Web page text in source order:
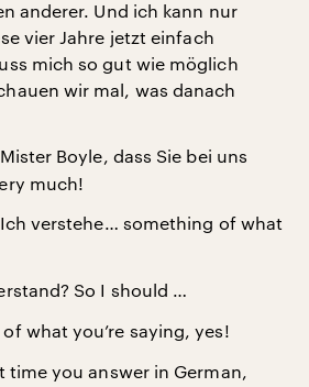
anderer. Und ich kann nur
vier Jahre jetzt einfach
mich so gut wie möglich
wir mal, was danach
Boyle, dass Sie bei uns
much!
verstehe… something of what
So I should …
what you’re saying, yes!
time you answer in German,